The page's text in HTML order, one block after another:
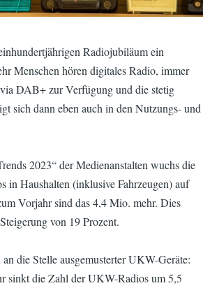
Radiojubiläum ein
Menschen hören digitales Radio, immer
DAB+ zur Verfügung und die stetig
sich dann eben auch in den Nutzungs- und
2023“ der Medienanstalten wuchs die
in Haushalten (inklusive Fahrzeugen) auf
Vorjahr sind das 4,4 Mio. mehr. Dies
von 19 Prozent.
die Stelle ausgemusterter UKW-Geräte:
sinkt die Zahl der UKW-Radios um 5,5